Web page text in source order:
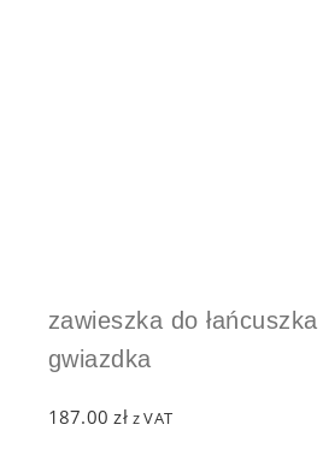
zawieszka do łańcuszka
gwiazdka
187.00zł z VAT